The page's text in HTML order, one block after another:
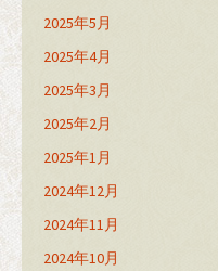
2025年5月
2025年4月
2025年3月
2025年2月
2025年1月
2024年12月
2024年11月
2024年10月